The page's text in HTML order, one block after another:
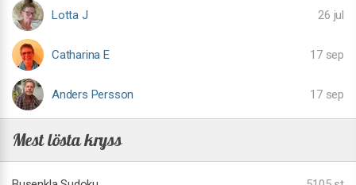
Lotta J 26 jul
Catharina E 17 sep
Anders Persson 17 sep
Mest lösta kryss